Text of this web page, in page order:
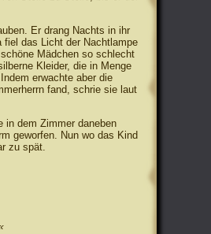
Er drang Nachts in ihr
fiel das Licht der Nachtlampe
Mädchen so schlecht
Kleider, die in Menge
erwachte aber die
fand, schrie sie laut
in dem Zimmer daneben
geworfen. Nun wo das Kind
zu spät.